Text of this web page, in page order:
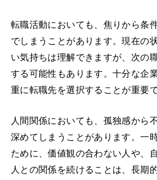
転職活動においても、焦りから条
でしまうことがあります。現在の
い気持ちは理解できますが、次の
する可能性もあります。十分な企
重に転職先を選択することが重要で
人間関係においても、孤独感から
深めてしまうことがあります。一
ために、価値観の合わない人や、
人との関係を続けることは、長期